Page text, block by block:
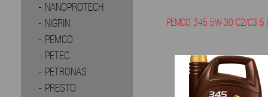
NANOPROTECH
NIGRIN
PEMCO
PETEC
PETRONAS
PRESTO
PEMCO 345 5W-30 C2/C3 5 l